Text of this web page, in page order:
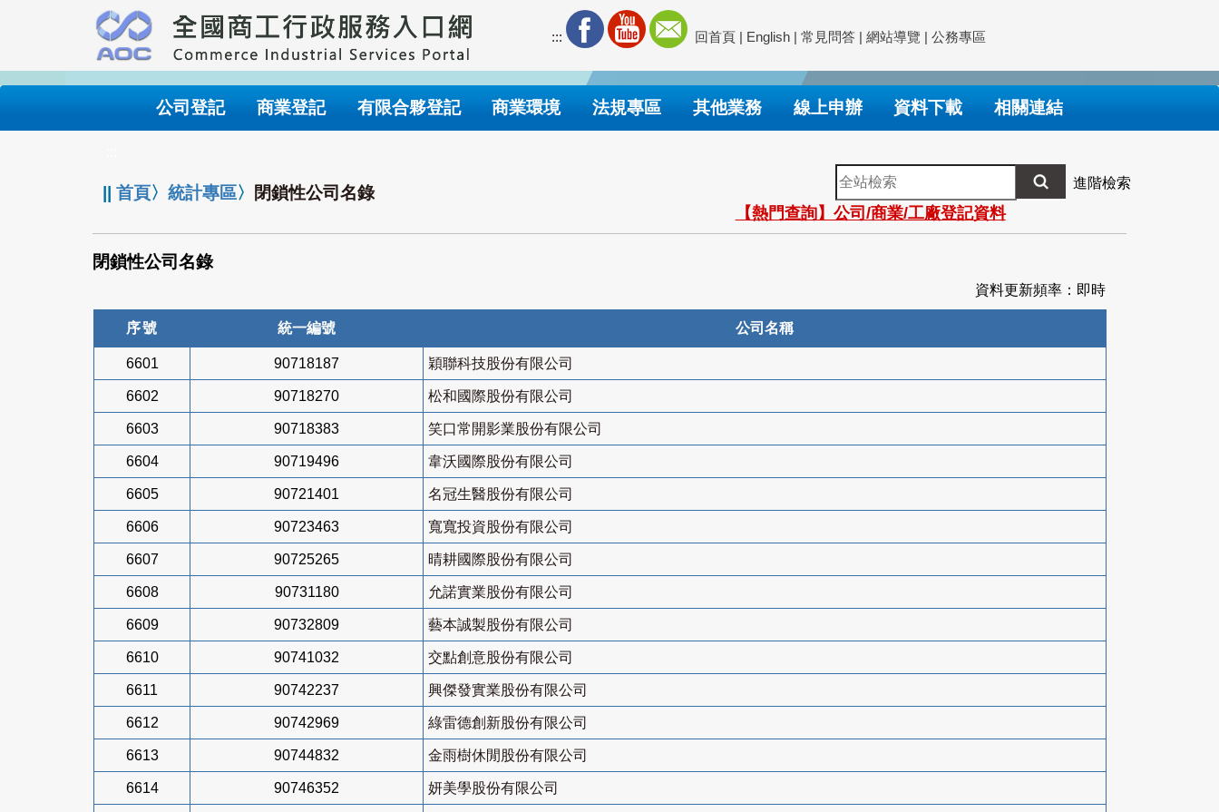
要
內
::: 回首頁 | English | 常見問答 | 網站導覽 | 公務專區
公司登記 商業登記 有限合夥登記 商業環境 法規專區 其他業務 線上申辦 資料下載 相關連結
||首頁〉統計專區〉 閉鎖性公司名錄
全
站
檢
索
進階檢索
【熱門查詢】公司/商業/工廠登記資料
閉鎖性公司名錄
資料更新頻率：即時
序號 統一編號 公司名稱
6601 90718187 穎聯科技股份有限公司
6602 90718270 松和國際股份有限公司
6603 90718383 笑口常開影業股份有限公司
6604 90719496 韋沃國際股份有限公司
6605 90721401 名冠生醫股份有限公司
6606 90723463 寬寬投資股份有限公司
6607 90725265 晴耕國際股份有限公司
6608 90731180 允諾實業股份有限公司
6609 90732809 藝本誠製股份有限公司
6610 90741032 交點創意股份有限公司
6611 90742237 興傑發實業股份有限公司
6612 90742969 綠雷德創新股份有限公司
6613 90744832 金雨樹休閒股份有限公司
6614 90746352 妍美學股份有限公司